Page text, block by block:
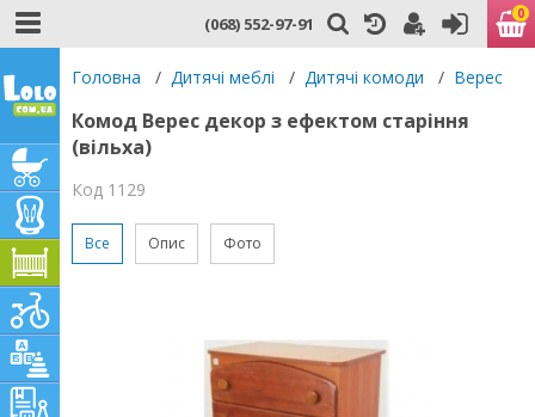
(068) 552-97-91 0
Головна / Дитячі меблі / Дитячі комоди / Верес
Комод Верес декор з ефектом старіння
(вільха)
Код 1129
Все Опис Фото